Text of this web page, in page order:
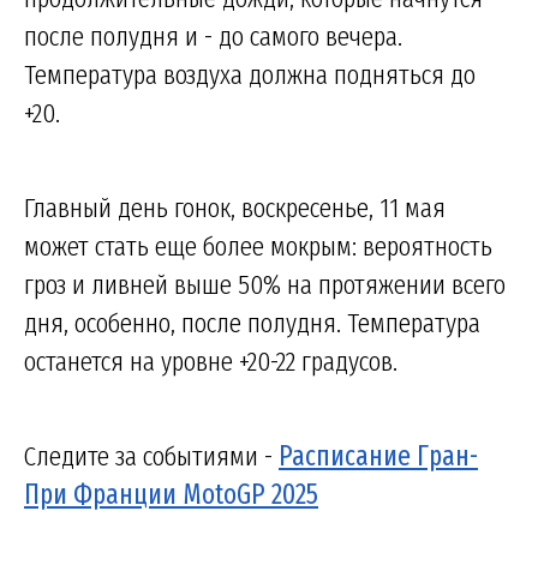
после полудня и - до самого вечера.
Температура воздуха должна подняться до
+20.
Главный день гонок, воскресенье, 11 мая
может стать еще более мокрым: вероятность
гроз и ливней выше 50% на протяжении всего
дня, особенно, после полудня. Температура
останется на уровне +20-22 градусов.
Следите за событиями - Расписание Гран-
При Франции MotoGP 2025